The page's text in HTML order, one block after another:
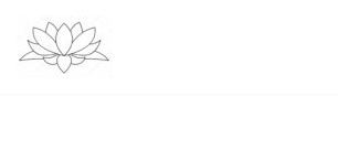
Vés